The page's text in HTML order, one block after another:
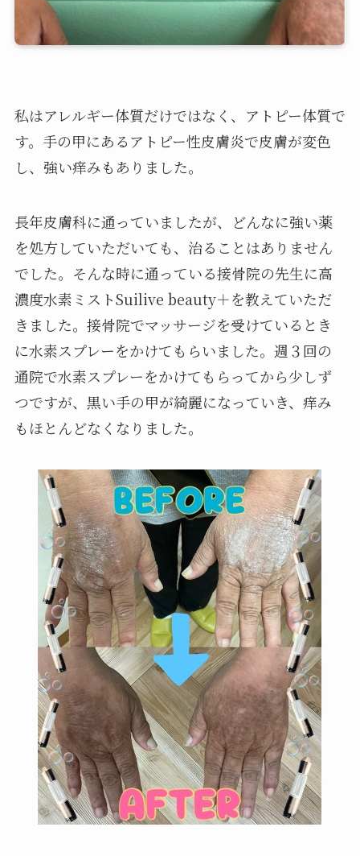
私はアレルギー体質だけではなく、アトピー体質で
す。手の甲にあるアトピー性皮膚炎で皮膚が変色
し、強い痒みもありました。
長年皮膚科に通っていましたが、どんなに強い薬
を処方していただいても、治ることはありません
でした。そんな時に通っている接骨院の先生に高
濃度水素ミストSuilive beauty＋を教えていただ
きました。接骨院でマッサージを受けているとき
に水素スプレーをかけてもらいました。週３回の
通院で水素スプレーをかけてもらってから少しず
つですが、黒い手の甲が綺麗になっていき、痒み
もほとんどなくなりました。